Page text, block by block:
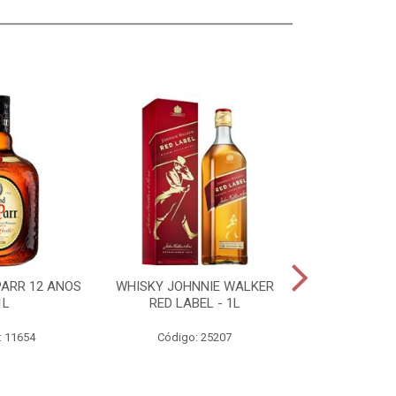
12 ANOS
11654
WHISKY JOHNNIE WALKER
RED LABEL - 1L
Código: 25207